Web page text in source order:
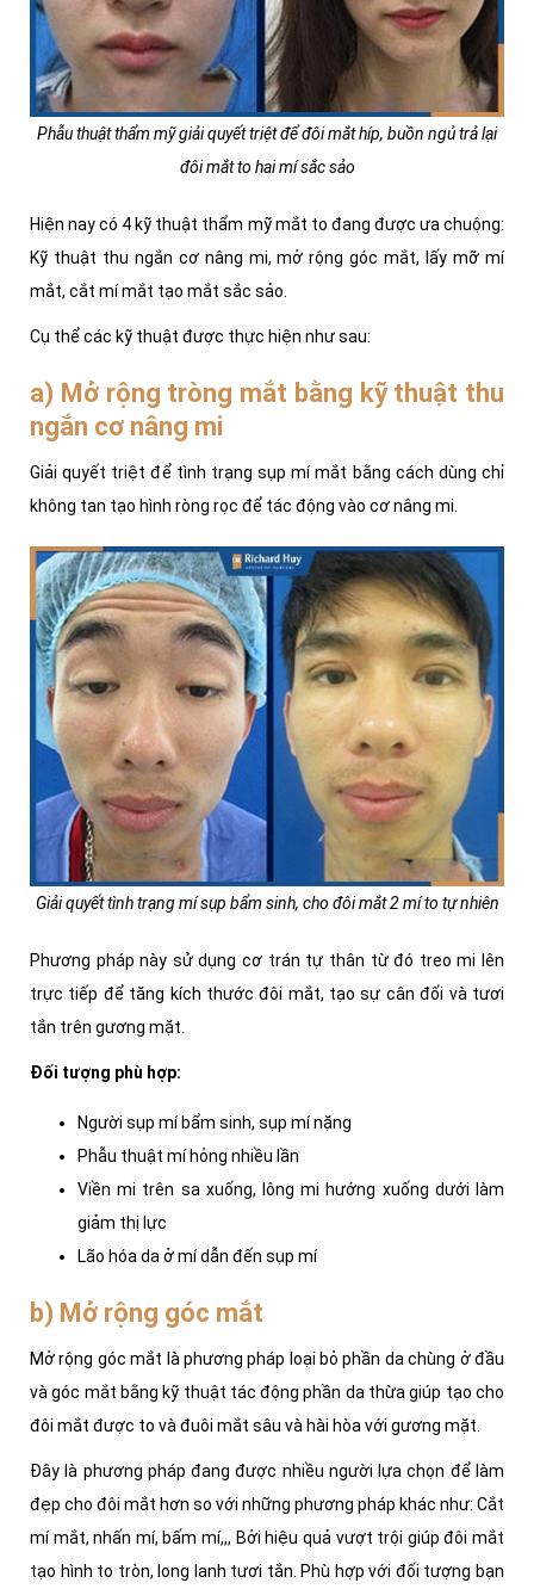
Phẫu thuật thẩm mỹ giải quyết triệt để đôi mắt híp, buồn ngủ trả lại
đôi mắt to hai mí sắc sảo
Hiện nay có 4 kỹ thuật thẩm mỹ mắt to đang được ưa chuộng:
Kỹ thuật thu ngắn cơ nâng mi, mở rộng góc mắt, lấy mỡ mí
mắt, cắt mí mắt tạo mắt sắc sảo.
Cụ thể các kỹ thuật được thực hiện như sau:
a) Mở rộng tròng mắt bằng kỹ thuật thu
ngắn cơ nâng mi
Giải quyết triệt để tình trạng sụp mí mắt bằng cách dùng chỉ
không tan tạo hình ròng rọc để tác động vào cơ nâng mi.
Giải quyết tình trạng mí sụp bẩm sinh, cho đôi mắt 2 mí to tự nhiên
Phương pháp này sử dụng cơ trán tự thân từ đó treo mi lên
trực tiếp để tăng kích thước đôi mắt, tạo sự cân đối và tươi
tắn trên gương mặt.
Đối tượng phù hợp:
Người sụp mí bẩm sinh, sụp mí nặng
Phẫu thuật mí hỏng nhiều lần
Viền mi trên sa xuống, lông mi hướng xuống dưới làm
giảm thị lực
Lão hóa da ở mí dẫn đến sụp mí
b) Mở rộng góc mắt
Mở rộng góc mắt là phương pháp loại bỏ phần da chùng ở đầu
và góc mắt bằng kỹ thuật tác động phần da thừa giúp tạo cho
đôi mắt được to và đuôi mắt sâu và hài hòa với gương mặt.
Đây là phương pháp đang được nhiều người lựa chọn để làm
đẹp cho đôi mắt hơn so với những phương pháp khác như: Cắt
mí mắt, nhấn mí, bấm mí,,, Bởi hiệu quả vượt trội giúp đôi mắt
tạo hình to tròn, long lanh tươi tắn. Phù hợp với đối tượng bạn